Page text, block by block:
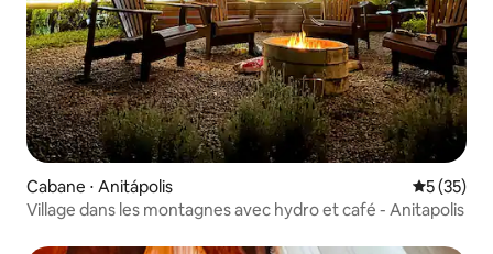
Cabane ⋅ Anitápolis
5 (35)
Village dans les montagnes avec hydro et café - Anitapolis